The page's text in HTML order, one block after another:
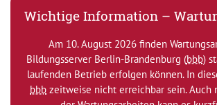
Wichtige Information –
Am 10. August 2026 finden
Bildungsserver Berlin-Brandenburg (bbb)
laufenden Betrieb erfolgen können. In
bbb zeitweise nicht erreichbar sein. Auch